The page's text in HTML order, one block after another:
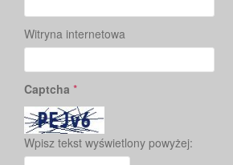
Witryna internetowa
Captcha *
Wpisz tekst wyświetlony powyżej: